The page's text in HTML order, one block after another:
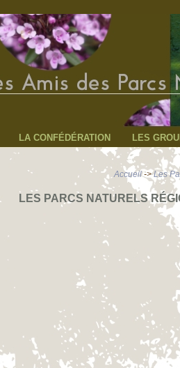
LA CONFÉDÉRATION LES
Accueil->Les
LES PARCS NATURELS